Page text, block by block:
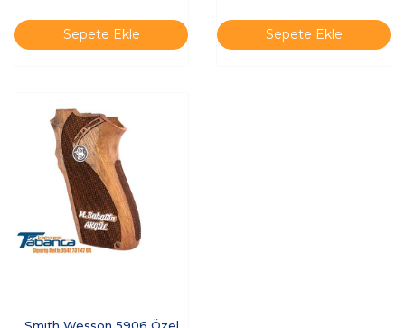
Sepete Ekle Sepete Ekle